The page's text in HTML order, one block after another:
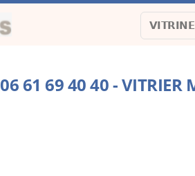
06 61 69 40 40 - VITRIER